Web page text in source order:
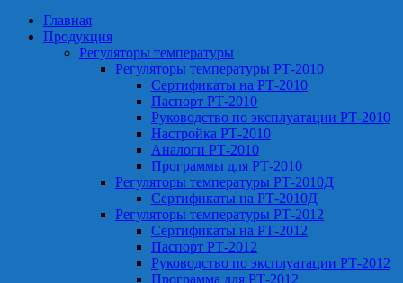
Главная
Продукция
Регуляторы температуры
Регуляторы температуры РТ-2010
Сертификаты на РТ-2010
Паспорт РТ-2010
Руководство по эксплуатации РТ-2010
Настройка РТ-2010
Аналоги РТ-2010
Программы для РТ-2010
Регуляторы температуры РТ-2010Д
Сертификаты на РТ-2010Д
Регуляторы температуры РТ-2012
Сертификаты на РТ-2012
Паспорт РТ-2012
Руководство по эксплуатации РТ-2012
Программа для РТ-2012